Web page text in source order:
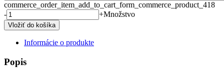
commerce_order_item_add_to_cart_form_commerce_product_418
-
+Množstvo
Informácie o produkte
Popis